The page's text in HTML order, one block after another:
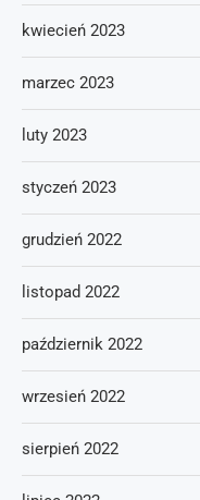
kwiecień 2023
marzec 2023
luty 2023
styczeń 2023
grudzień 2022
listopad 2022
październik 2022
wrzesień 2022
sierpień 2022